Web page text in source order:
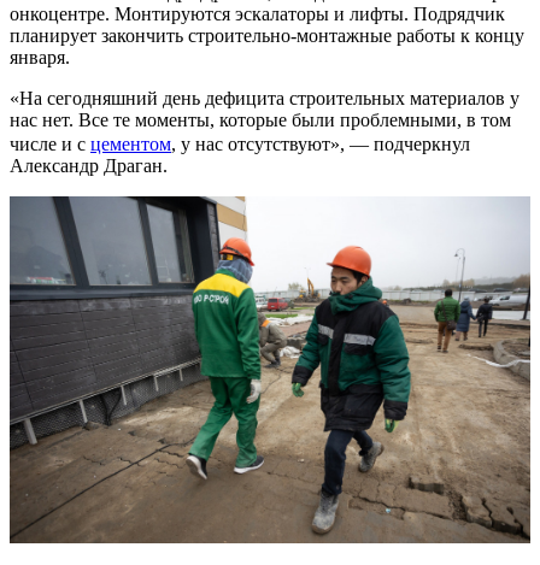
онкоцентре. Монтируются эскалаторы и лифты. Подрядчик
планирует закончить строительно-монтажные работы к концу
января.
«На сегодняшний день дефицита строительных материалов у
нас нет. Все те моменты, которые были проблемными, в том
числе и с цементом, у нас отсутствуют», — подчеркнул
Александр Драган.